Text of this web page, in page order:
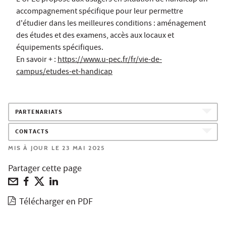
accompagnement spécifique pour leur permettre
d'étudier dans les meilleures conditions : aménagement
des études et des examens, accès aux locaux et
équipements spécifiques.
En savoir + :https://www.u-pec.fr/fr/vie-de-
campus/etudes-et-handicap
PARTENARIATS
CONTACTS
MIS À JOUR LE 23 MAI 2025
Partager cette page
Télécharger en PDF